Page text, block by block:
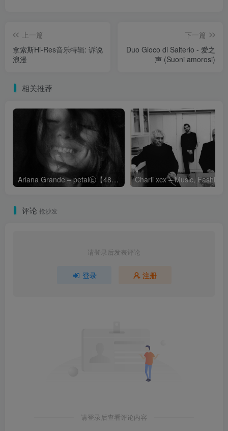
上一篇
拿索斯Hi-Res音乐特辑: 诉说
浪漫
下一篇
Duo Gioco di Salterio - 爱之
声 (Suoni amorosi)
相关推荐
Ariana Grande – petalⒺ【48kHz／24bit】英国区
评论 抢沙发
请登录后发表评论
登录 注册
请登录后查看评论内容